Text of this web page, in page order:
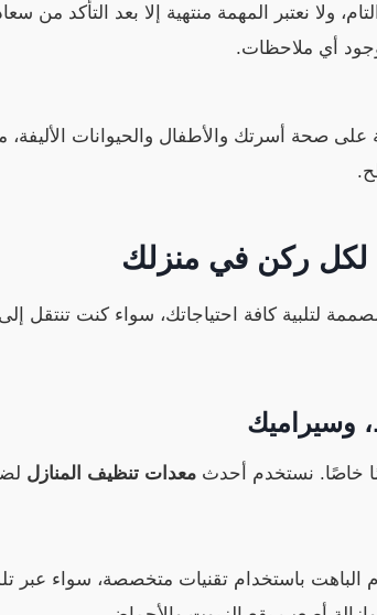
ولا نعتبر المهمة منتهية إلا بعد التأكد من
وجود أي ملاحظات.
على صحة أسرتك والأطفال والحيوانات
لكل ركن في منزلك
لتلبية كافة احتياجاتك، سواء كنت تنتقل إلى
وسيراميك
خاصًا. نستخدم أحدث معدات تنظيف المنازل
الباهت باستخدام تقنيات متخصصة، سواء عبر